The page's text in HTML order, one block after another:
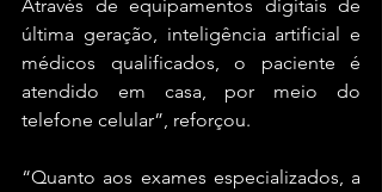
Através de equipamentos digitais de
última geração, inteligência artificial e
médicos qualificados, o paciente é
atendido em casa, por meio do
telefone celular”, reforçou.
“Quanto aos exames especializados, a